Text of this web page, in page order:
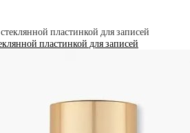
пластинкой для записей